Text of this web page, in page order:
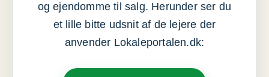
og ejendomme til salg. Herunder ser du
et lille bitte udsnit af de lejere der
anvender Lokaleportalen.dk: